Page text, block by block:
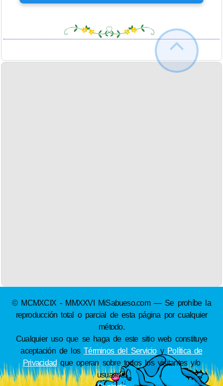
© MCMXCIX - MMXXVI MiSabueso.com — Se prohíbe la
reproducción total o parcial de esta página por cualquier
método.
Cualquier uso que se haga de este sitio web constituye
aceptación de losTérminos del Servicioy Política de
Privacidad que operan sobre todos los visitantes y/o
usuarios.